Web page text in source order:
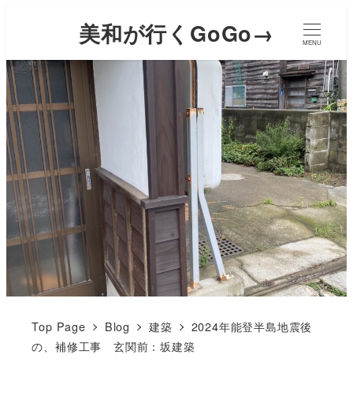
美和が行くGoGo→ MENU
Top Page Blog 建築
2024年能登半島地震後
の、補修工事 玄関前：坂建築